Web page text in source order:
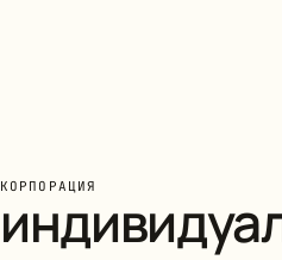
КОРПОРАЦИЯ